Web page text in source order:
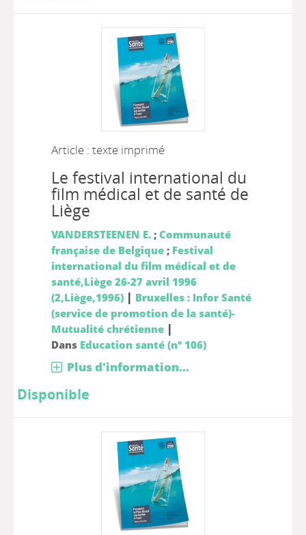
Article : texte imprimé
Le festival international du
film médical et de santé de
Liège
VANDERSTEENEN E.; Communauté
française de Belgique; Festival
international du film médical et de
santé,Liège 26-27 avril 1996
(2,Liège,1996) | Bruxelles : Infor Santé
(service de promotion de la santé)-
Mutualité chrétienne|
Dans Education santé (n° 106)
Plus d'information...
Disponible